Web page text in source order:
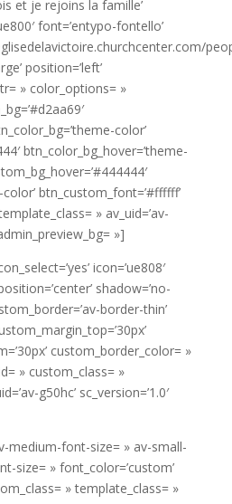
et je rejoins la famille’
font=’entypo-fontello’
position=’left’
» color_options= »
color’
btn_color_bg_hover=’theme-
btn_custom_font=’#ffffff’
» av_uid=’av-
»]
icon=’ue808′
shadow=’no-
border-thin’
custom_border_color= »
» custom_class= »
g50hc’ sc_version=’1.0′
medium-font-size= » av-small-
size= » font_color=’custom’
» template_class= »